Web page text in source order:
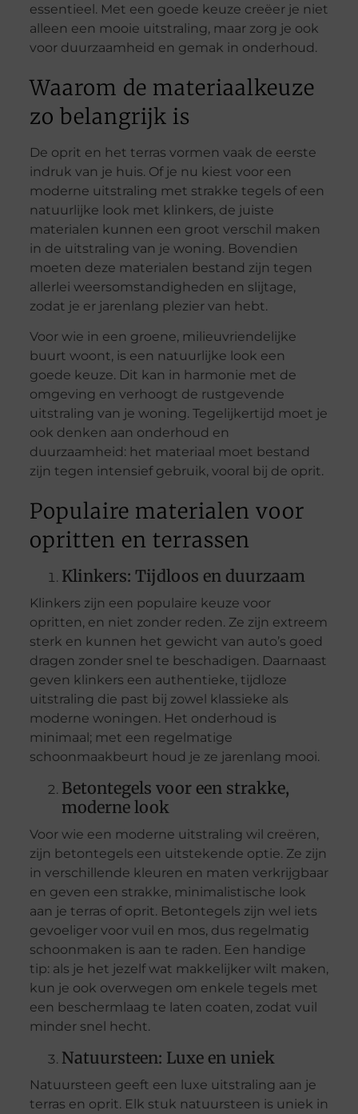
essentieel. Met een goede keuze creëer je niet
alleen een mooie uitstraling, maar zorg je ook
voor duurzaamheid en gemak in onderhoud.
Waarom de materiaalkeuze
zo belangrijk is
De oprit en het terras vormen vaak de eerste
indruk van je huis. Of je nu kiest voor een
moderne uitstraling met strakke tegels of een
natuurlijke look met klinkers, de juiste
materialen kunnen een groot verschil maken
in de uitstraling van je woning. Bovendien
moeten deze materialen bestand zijn tegen
allerlei weersomstandigheden en slijtage,
zodat je er jarenlang plezier van hebt.
Voor wie in een groene, milieuvriendelijke
buurt woont, is een natuurlijke look een
goede keuze. Dit kan in harmonie met de
omgeving en verhoogt de rustgevende
uitstraling van je woning. Tegelijkertijd moet je
ook denken aan onderhoud en
duurzaamheid: het materiaal moet bestand
zijn tegen intensief gebruik, vooral bij de oprit.
Populaire materialen voor
opritten en terrassen
Klinkers: Tijdloos en duurzaam
Klinkers zijn een populaire keuze voor
opritten, en niet zonder reden. Ze zijn extreem
sterk en kunnen het gewicht van auto’s goed
dragen zonder snel te beschadigen. Daarnaast
geven klinkers een authentieke, tijdloze
uitstraling die past bij zowel klassieke als
moderne woningen. Het onderhoud is
minimaal; met een regelmatige
schoonmaakbeurt houd je ze jarenlang mooi.
Betontegels voor een strakke,
moderne look
Voor wie een moderne uitstraling wil creëren,
zijn betontegels een uitstekende optie. Ze zijn
in verschillende kleuren en maten verkrijgbaar
en geven een strakke, minimalistische look
aan je terras of oprit. Betontegels zijn wel iets
gevoeliger voor vuil en mos, dus regelmatig
schoonmaken is aan te raden. Een handige
tip: als je het jezelf wat makkelijker wilt maken,
kun je ook overwegen om enkele tegels met
een beschermlaag te laten coaten, zodat vuil
minder snel hecht.
Natuursteen: Luxe en uniek
Natuursteen geeft een luxe uitstraling aan je
terras en oprit. Elk stuk natuursteen is uniek in